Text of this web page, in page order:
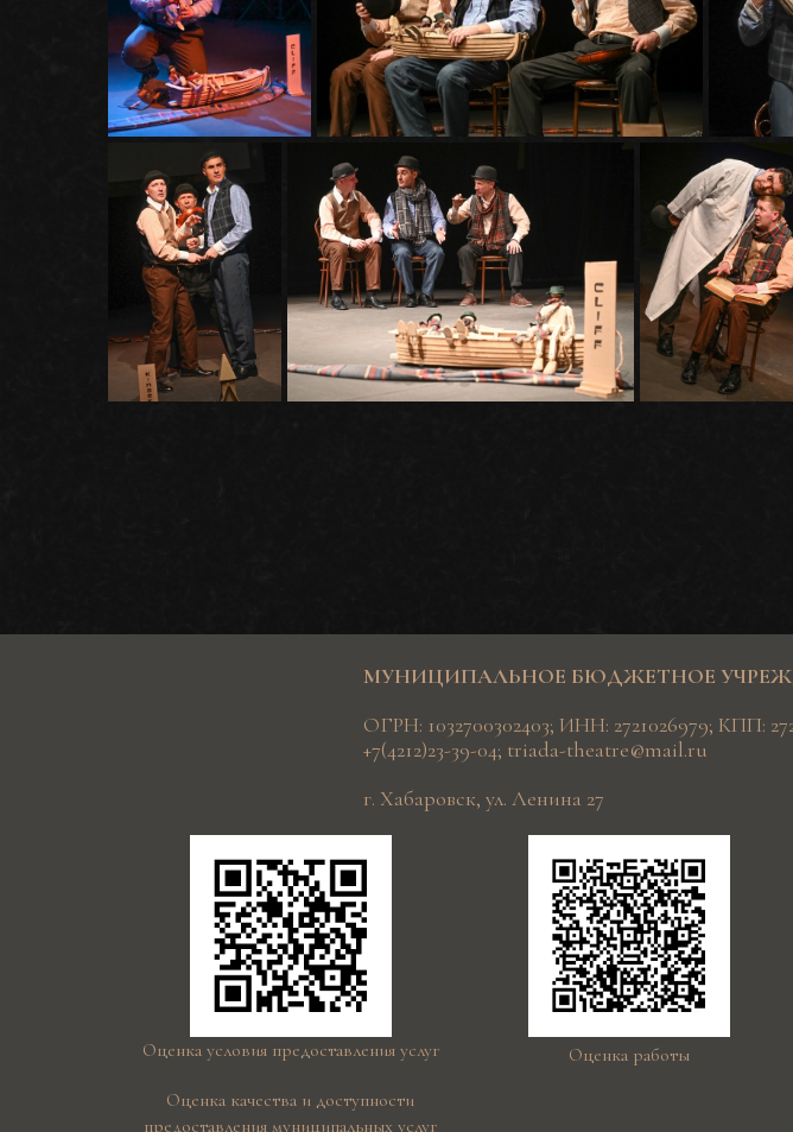
МУНИЦИПАЛЬНОЕ БЮДЖЕТНОЕ
ОГРН: 1032700302403; ИНН: 2721026979; КПП:
+7(4212)23-39-04; triada-theatre@mail.ru
г. Хабаровск, ул. Ленина 27
Оценка условия предоставления услуг
Оценка качества и доступности
предоставления муниципальных услуг
Оценка работы